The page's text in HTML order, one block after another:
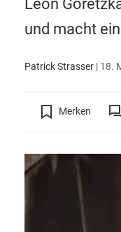
Leon
und macht
Patrick Strasser | 18.
Merken